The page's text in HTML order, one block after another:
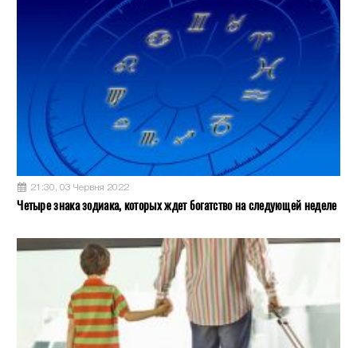
21:30, 03 Червня 2022
Четыре знака зодиака, которых ждет богатство на следующей неделе